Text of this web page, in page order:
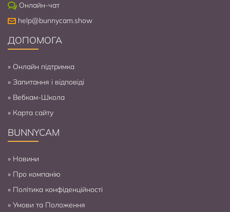
Онлайн-чат
help@bunnycam.show
ДОПОМОГА
» Онлайн підтримка
» Запитання і відповіді
» Вебкам-Школа
» Карта сайту
BUNNYCAM
» Новини
» Про компанію
» Політика конфіденційності
» Умови та Положення